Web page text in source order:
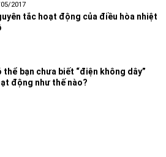
2017
tắc hoạt động của điều hòa nhiệt
thể bạn chưa biết “điện không dây”
động như thế nào?